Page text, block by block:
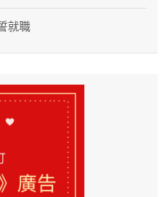
就職